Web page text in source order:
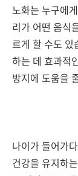
노화는 누구에
리가 어떤 음식
르게 할 수도 있
하는 데 효과적
방지에 도움을
나이가 들어가
건강을 유지하